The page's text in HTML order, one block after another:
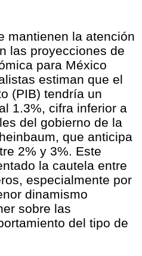
mantienen la atención
las proyecciones de
para México
estiman que el
(PIB) tendría un
1.3%, cifra inferior a
del gobierno de la
que anticipa
2% y 3%. Este
la cautela entre
especialmente por
dinamismo
sobre las
del tipo de